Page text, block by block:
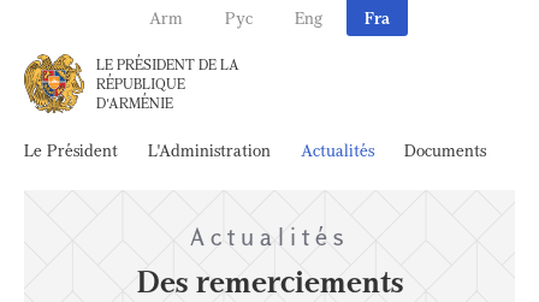
Arm Рус Eng Fra
LE PRÉSIDENT DE LA
RÉPUBLIQUE
D'ARMÉNIE
Le Président L'Administration Actualités Documents
Actualités
Des remerciements